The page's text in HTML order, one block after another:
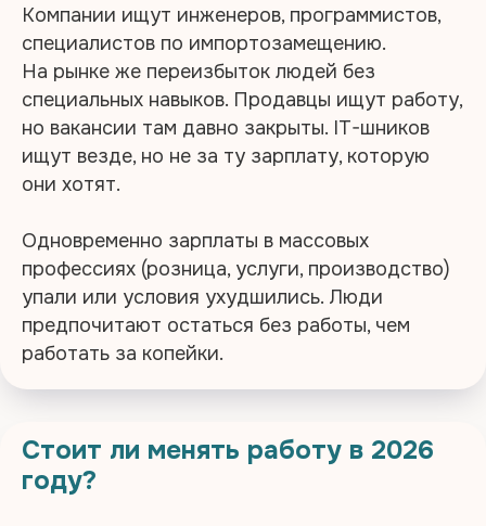
Компании ищут инженеров, программистов,
специалистов по импортозамещению.
На рынке же переизбыток людей без
специальных навыков. Продавцы ищут работу,
но вакансии там давно закрыты. IT-шников
ищут везде, но не за ту зарплату, которую
они хотят.
Одновременно зарплаты в массовых
профессиях (розница, услуги, производство)
упали или условия ухудшились. Люди
предпочитают остаться без работы, чем
работать за копейки.
Стоит ли менять работу в 2026
году?